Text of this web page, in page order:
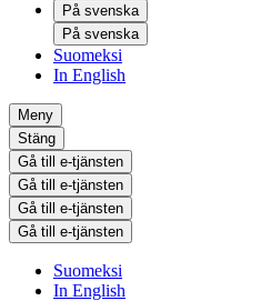
På svenska
På svenska
Suomeksi
In English
Meny
Stäng
Gå till e-tjänsten
Gå till e-tjänsten
Gå till e-tjänsten
Gå till e-tjänsten
Suomeksi
In English